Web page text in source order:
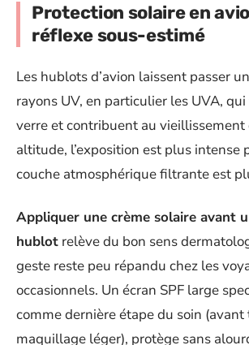
Protection solaire en
réflexe sous-estimé
Les hublots d’avion laissent passer
rayons UV, en particulier les UVA,
verre et contribuent au vieillissement
altitude, l’exposition est plus intense
couche atmosphérique filtrante est
Appliquer une crème solaire avant
hublot relève du bon sens
geste reste peu répandu chez les
occasionnels. Un écran SPF large
comme dernière étape du soin
maquillage léger), protège sans